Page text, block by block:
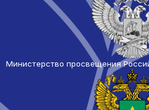
Министерство просвещения